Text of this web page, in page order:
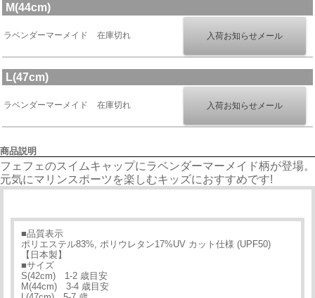
M(44cm)
ラベンダーマーメイド 在庫切れ
L(47cm)
ラベンダーマーメイド 在庫切れ
商品説明
フェフェのスイムキャップにラベンダーマーメイド柄が登場。
元気にマリンスポーツを楽しむキッズにおすすめです!
■品質表示
ポリエステル83%, ポリウレタン17%UV カット仕様 (UPF50)
【日本製】
■サイズ
S(42cm) 1-2 歳目安
M(44cm) 3-4 歳目安